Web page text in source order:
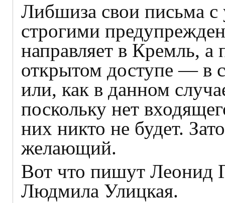
Либшиза свои письма с
строгими
направляет в Кремль, а
открытом доступе — в
или, как в данном
поскольку нет
них никто не будет.
желающий.
Вот что пишут Леонид
Людмила Улицкая.